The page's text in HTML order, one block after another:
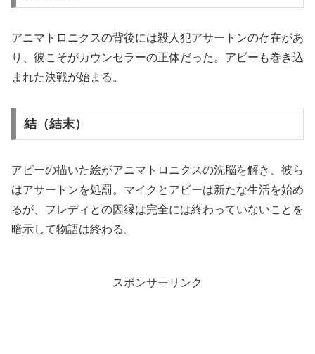
アニマトロニクスの背後には殺人犯アサートンの存在があ
り、彼こそがカウンセラーの正体だった。アビーも巻き込
まれた決戦が始まる。
結（結末）
アビーの描いた絵がアニマトロニクスの洗脳を解き、彼ら
はアサートンを処罰。マイクとアビーは新たな生活を始め
るが、フレディとの因縁は完全には終わっていないことを
暗示して物語は終わる。
スポンサーリンク